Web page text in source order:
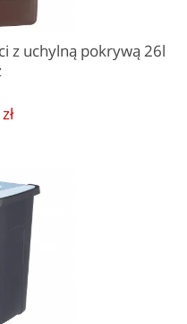
z uchylną pokrywą 26l